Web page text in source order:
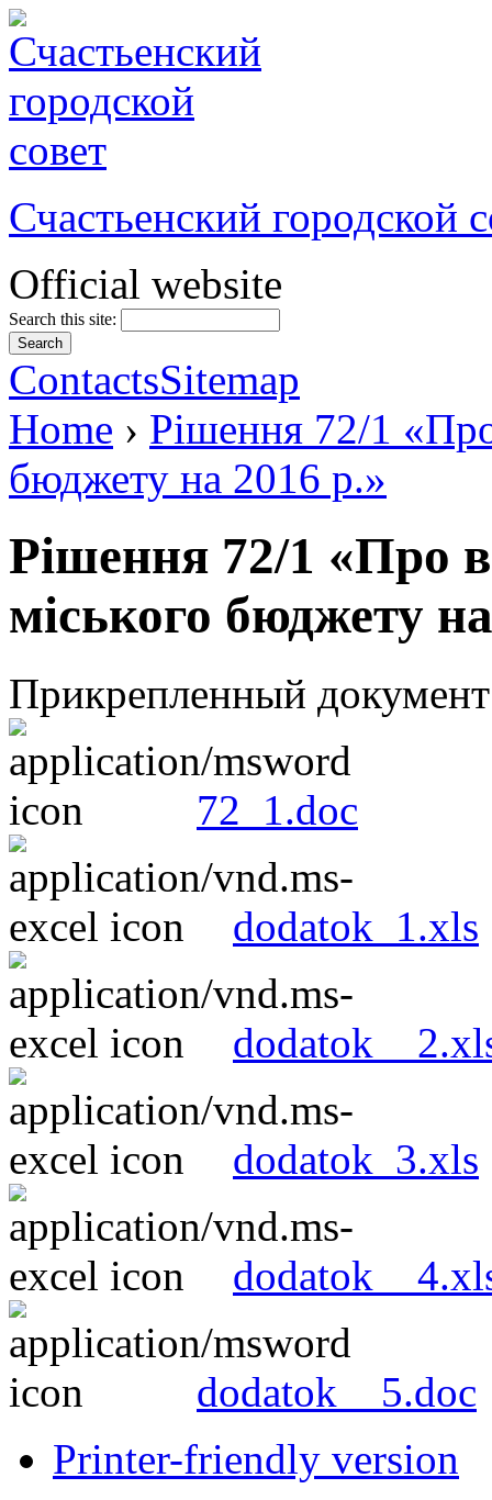
Счастьенский городской
Official website
Search this site:
ContactsSitemap
Home › Рішення 72/1
бюджету на 2016 р.»
Рішення 72/1 «Про
міського бюджету
Прикрепленный
72_1.doc
dodatok_1.xls
dodatok_3.xls
dodatok__5.doc
Printer-friendly version